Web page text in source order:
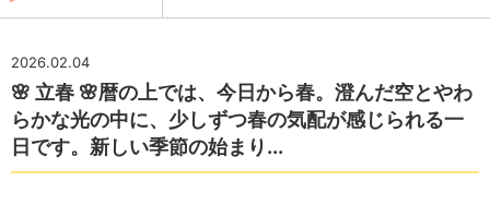
2026.02.04
🌸 立春 🌸暦の上では、今日から春。澄んだ空とやわ
らかな光の中に、少しずつ春の気配が感じられる一
日です。新しい季節の始まり...